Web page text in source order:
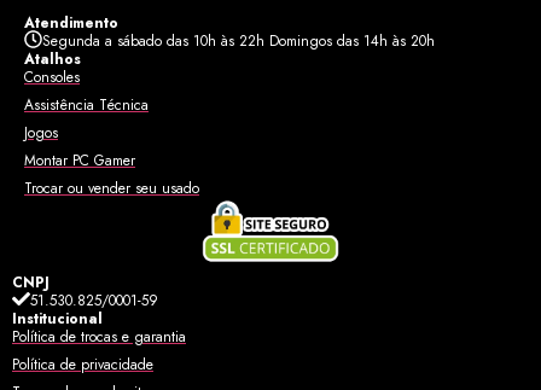
Atendimento
Segunda a sábado das 10h às 22h Domingos das 14h às 20h
Atalhos
Consoles
Assistência Técnica
Jogos
Montar PC Gamer
Trocar ou vender seu usado
CNPJ
51.530.825/0001-59
Institucional
Política de trocas e garantia
Política de privacidade